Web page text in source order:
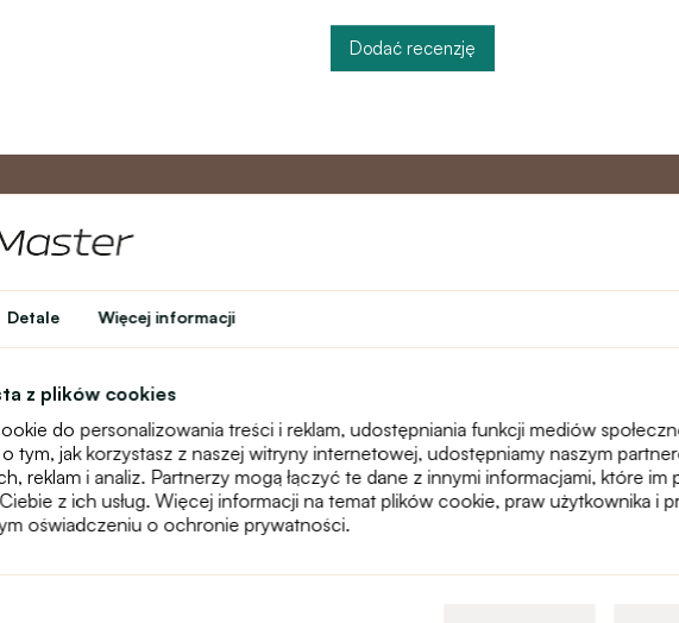
Detale Więcej informacji
z plików cookies
do personalizowania treści i reklam, udostępniania funkcji mediów
tym, jak korzystasz z naszej witryny internetowej, udostępniamy naszym
reklam i analiz. Partnerzy mogą łączyć te dane z innymi informacjami, które im
z ich usług. Więcej informacji na temat plików cookie, praw użytkownika i
oświadczeniu o ochronie prywatności.
Dodać recenzję
Moje konto
Historia zamówień
partnerski
Program lojalnościowy
Teatr
text_faq